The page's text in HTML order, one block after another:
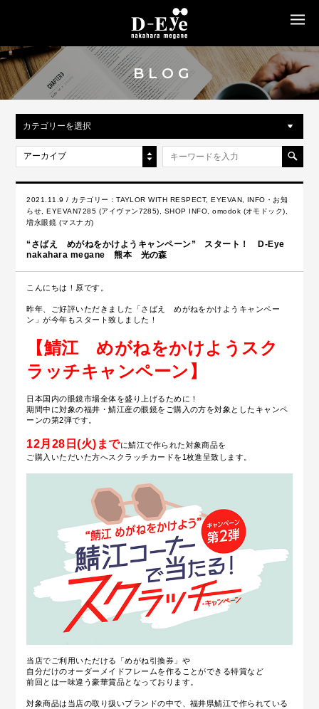
BLOG
カテゴリーを選択
アーカイブ
2021.11.9 / カテゴリー：TAYLOR WITH RESPECT,EYEVAN
INFO・お知
らせ ,EYEVAN7285 (アイヴァン7285) SHOP INFO ,omodok (オモドック)
増永眼鏡 (マスナガ)
“さばえ めがねをかけようキャンペーン” スタート！ D-Eye
nakahara megane 熊本 光の森
こんにちは！原です。
昨年、ご好評いただきました「さばえ めがねをかけようキャンペー
ン」が今年もスタート致しました！
【鯖江 めがねをかけようスク
ラッチキャンペーン】
日本国内の眼鏡市場全体を盛り上げるために！
期間中に対象の福井・鯖江産の眼鏡をご購入の方を対象としたキャンペ
ーンの第2弾です。
12月28日(火)までに鯖江で作られた対象商品を
ご購入いただいた方へスクラッチカードを1枚進呈致します。
当店でご利用いただける「めがね引換券」や
自分だけのオーダーメイドフレームを作ることができる特賞など
前回とは一味違う豪華賞品となっております。
対象商品は当店の取り扱いブランドの中で、福井県鯖江で作られている